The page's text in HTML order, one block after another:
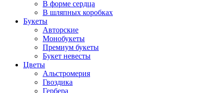
В форме сердца
В шляпных коробках
Букеты
Авторские
Монобукеты
Премиум букеты
Букет невесты
Цветы
Альстромерия
Гвоздика
Гербера